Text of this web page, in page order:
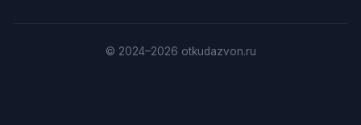
© 2024–2026 otkudazvon.ru